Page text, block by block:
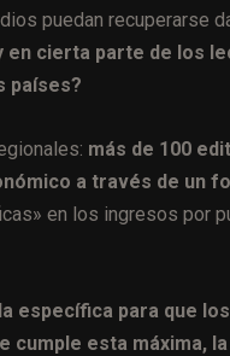
puedan recuperarse
en cierta parte de los
países?
más de 100
a través de un
en los ingresos por
específica para que
cumple esta máxima,